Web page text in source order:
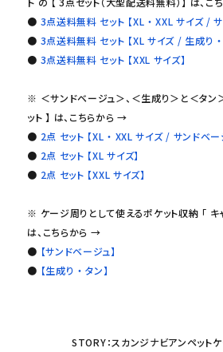
● 3点送料無料 セット 【XL ・ XXL サイズ / サ
● 3点送料無料 セット 【XL サイズ / 生成り ・
● 3点送料無料 セット 【XXL サイズ】
※ ＜サンドベージュ＞、＜生成り＞と＜タン
ット 】 は、こちらから →
● 2点 セット 【XL ・ XXL サイズ / サンドベー
● 2点 セット 【XL サイズ】
● 2点 セット 【XXL サイズ】
※ ケージ周りとして使えるポケット収納 「 キ
は、こちらから →
● 【サンドベージュ】
● 【生成り ・ タン】
STORY：スカンジナビアンペット